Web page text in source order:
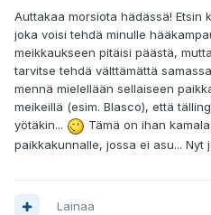
Auttakaa morsiota hädässä! Etsin
joka voisi tehdä minulle
meikkaukseen pitäisi päästä,
tarvitse tehdä välttämättä
mennä mielellään sellaiseen
meikeillä (esim. Blasco), että
yötäkin...
Tämä on ihan
paikkakunnalle, jossa ei asu... Nyt
Lainaa